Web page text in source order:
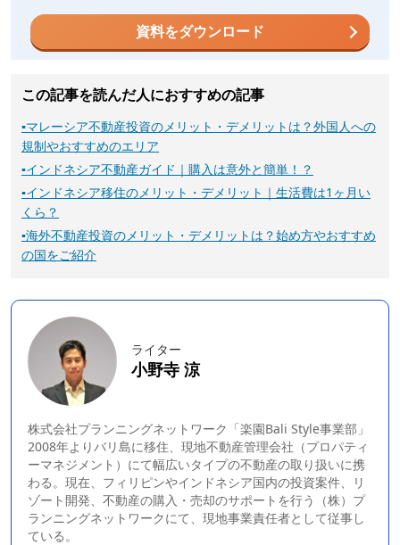
資料をダウンロード
この記事を読んだ人におすすめの記事
▪マレーシア不動産投資のメリット・デメリットは？外国人への
規制やおすすめのエリア
▪インドネシア不動産ガイド｜購入は意外と簡単！？
▪インドネシア移住のメリット・デメリット｜生活費は1ヶ月い
くら？
▪海外不動産投資のメリット・デメリットは？始め方やおすすめ
の国をご紹介
ライター
小野寺 涼
株式会社プランニングネットワーク「楽園Bali Style事業部」
2008年よりバリ島に移住、現地不動産管理会社（プロパティ
ーマネジメント）にて幅広いタイプの不動産の取り扱いに携
わる。現在、フィリピンやインドネシア国内の投資案件、リ
ゾート開発、不動産の購入・売却のサポートを行う（株）プ
ランニングネットワークにて、現地事業責任者として従事し
ている。